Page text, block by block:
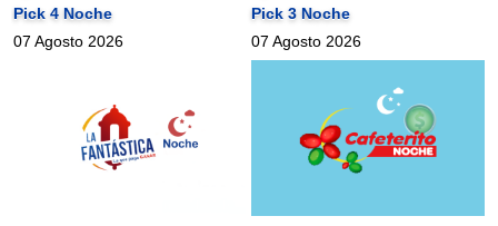
Pick 4 Noche
07 Agosto 2026
Pick 3 Noche
07 Agosto 2026